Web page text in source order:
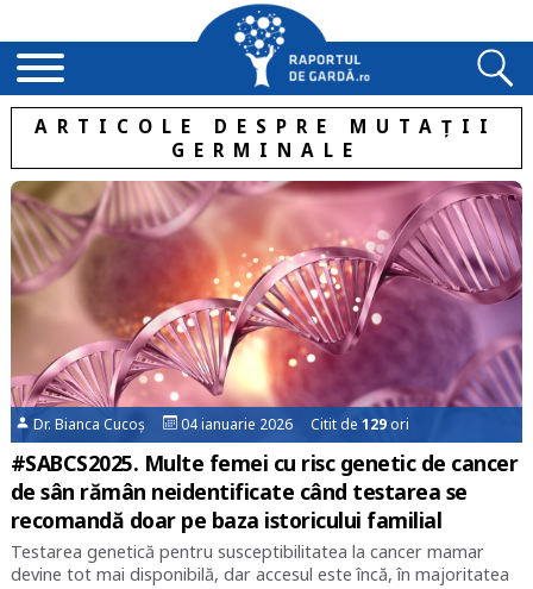
ARTICOLE DESPRE MUTAȚII
GERMINALE
Dr. Bianca Cucoș 04 ianuarie 2026 Citit de129ori
#SABCS2025. Multe femei cu risc genetic de cancer
de sân rămân neidentificate când testarea se
recomandă doar pe baza istoricului familial
Testarea genetică pentru susceptibilitatea la cancer mamar
devine tot mai disponibilă, dar accesul este încă, în majoritatea